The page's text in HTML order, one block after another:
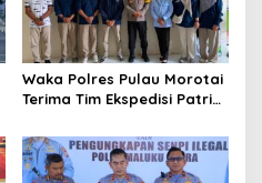
Waka Polres Pulau Morotai
Terima Tim Ekspedisi Patriot
Pengabdian dan Riset di
Wilayah Morotai